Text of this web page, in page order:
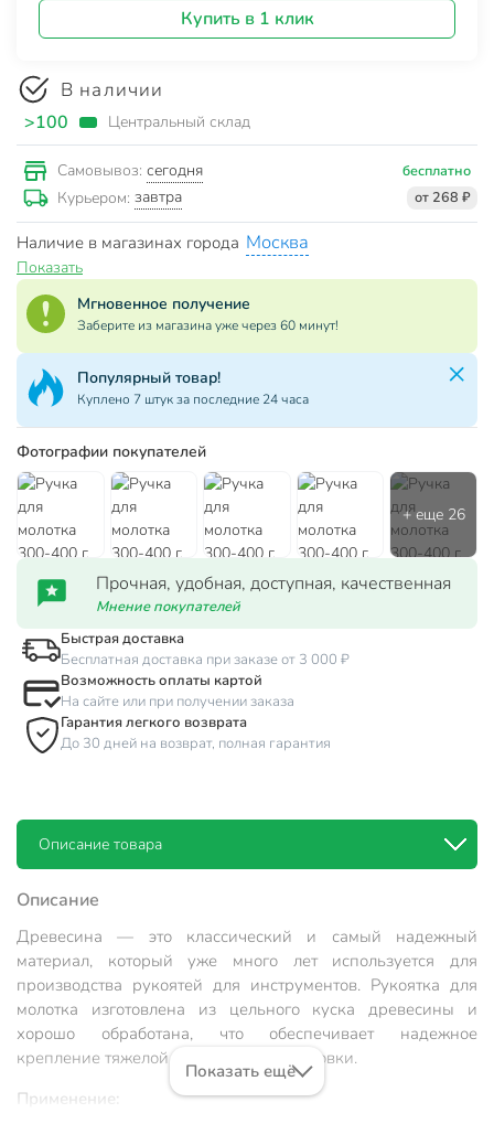
Купить в 1 клик
В наличии
>100 Центральный склад
Самовывоз: сегодня бесплатно
Курьером: завтра от 268 ₽
Наличие в магазинах города Москва
Показать
Мгновенное получение
Заберите из магазина уже через 60 минут!
Популярный товар!
Куплено 7 штук за последние 24 часа
Фотографии покупателей
Прочная, удобная, доступная, качественная
Мнение покупателей
Быстрая доставка
Бесплатная доставка при заказе от 3 000 ₽
Возможность оплаты картой
На сайте или при получении заказа
Гарантия легкого возврата
До 30 дней на возврат, полная гарантия
Описание товара
Описание
Древесина — это классический и самый надежный
материал, который уже много лет используется для
производства рукоятей для инструментов. Рукоятка для
молотка изготовлена из цельного куска древесины и
хорошо обработана, что обеспечивает надежное
крепление тяжелой металлической головки.
Применение:
Показать ещё